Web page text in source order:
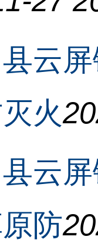
云
火
云
防